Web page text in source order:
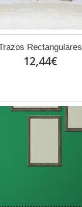
Rectangulares
12,44€